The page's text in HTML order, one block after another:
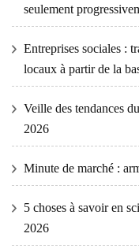
seulement
Entreprises sociales :
locaux à partir de la
Veille des tendances
2026
Minute de marché :
5 choses à savoir en
2026